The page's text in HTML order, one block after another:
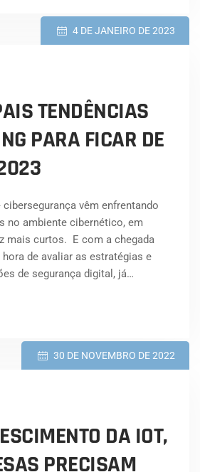
4 DE JANEIRO DE 2023
TENDÊNCIAS
PARA FICAR DE
cibersegurança vêm enfrentando
no ambiente cibernético, em
mais curtos. E com a chegada
de avaliar as estratégias e
de segurança digital, já…
30 DE NOVEMBRO DE 2022
DA IOT,
PRECISAM